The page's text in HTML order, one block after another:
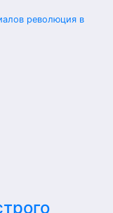
революция в